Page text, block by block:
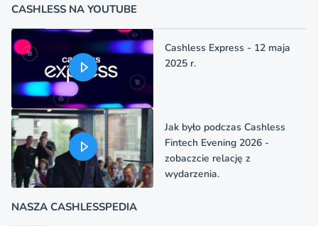
CASHLESS NA YOUTUBE
Cashless Express - 12 maja
2025 r.
Jak było podczas Cashless
Fintech Evening 2026 -
zobaczcie relację z
wydarzenia.
NASZA CASHLESSPEDIA